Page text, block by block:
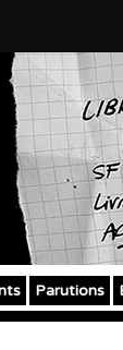
Parutions